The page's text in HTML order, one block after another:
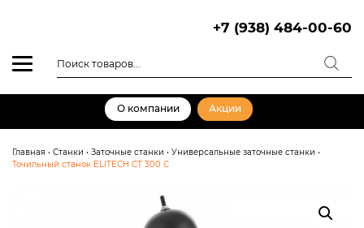
+7 (938) 484-00-60
товаров
О компании Акции
Главная • Станки • Заточные станки • Универсальные заточные станки •
Точильный станок ELITECH СТ 300 С